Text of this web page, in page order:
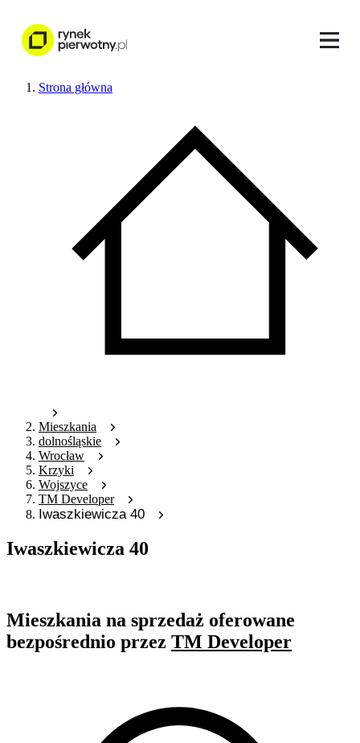
Strona główna
Mieszkania
dolnośląskie
Wrocław
Krzyki
Wojszyce
TM Developer
Iwaszkiewicza 40
Iwaszkiewicza 40
Mieszkania na sprzedaż oferowane
bezpośrednio przez TM Developer